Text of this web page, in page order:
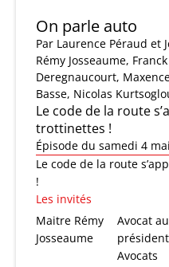
On parle auto
Par Laurence Péraud et
Rémy Josseaume,
Deregnaucourt,
Basse, Nicolas
Le code de la route
trottinettes !
Épisode du samedi 4
Le code de la route
!
Les invités
Maitre Rémy
Josseaume
Avocat
Avocats